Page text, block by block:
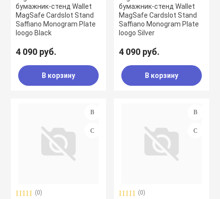
бумажник-стенд Wallet
MagSafe Cardslot Stand
Saffiano Monogram Plate
loogo Black
4 090 руб.
В корзину
бумажник-стенд Wallet
MagSafe Cardslot Stand
Saffiano Monogram Plate
loogo Silver
4 090 руб.
В корзину
(0) (0)